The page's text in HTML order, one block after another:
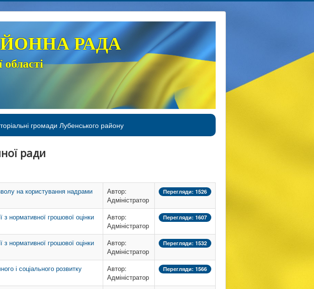
РАДА
громади Лубенського району
ради
на користування надрами
Автор:
Адміністратор
Перегляди: 1526
з нормативної грошової оцінки
Автор:
Адміністратор
Перегляди: 1607
з нормативної грошової оцінки
Автор:
Адміністратор
Перегляди: 1532
і соціального розвитку
Автор:
Адміністратор
Перегляди: 1566